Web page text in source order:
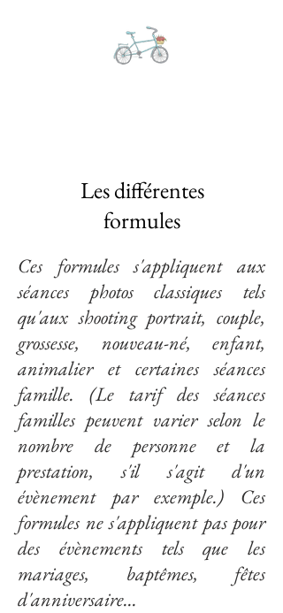
Les différentes
formules
Ces formules s'appliquent aux
séances photos classiques tels
qu'aux shooting portrait, couple,
grossesse, nouveau-né, enfant,
animalier et certaines séances
famille. (Le tarif des séances
familles peuvent varier selon le
nombre de personne et la
prestation, s'il s'agit d'un
évènement par exemple.) Ces
formules ne s'appliquent pas pour
des évènements tels que les
mariages, baptêmes, fêtes
d'anniversaire...